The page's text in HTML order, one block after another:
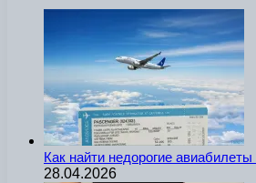
Как найти недорогие
28.04.2026